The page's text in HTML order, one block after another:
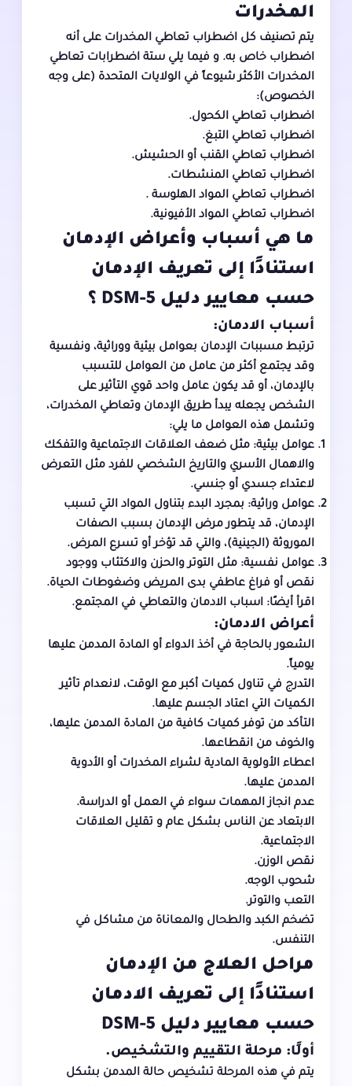
المخدرات
يتم تصنيف كل اضطراب تعاطي المخدرات على أنه
اضطراب خاص به. و فيما يلي ستة اضطرابات تعاطي
المخدرات الأكثر شيوعاً في الولايات المتحدة (على وجه
الخصوص):
اضطراب تعاطي الكحول.
اضطراب تعاطي التبغ.
اضطراب تعاطي القنب أو الحشيش.
اضطراب تعاطي المنشطات.
اضطراب تعاطي المواد الهلوسة .
اضطراب تعاطي المواد الأفيونية.
ما هي أسباب وأعراض الإدمان
استنادًا إلى تعريف الإدمان
حسب معايير دليل DSM-5 ؟
أسباب الادمان:
ترتبط مسببات الإدمان بعوامل بيئية ووراثية، ونفسية
وقد يجتمع أكثر من عامل من العوامل للتسبب
بالإدمان، أو قد يكون عامل واحد قوي التأثير على
الشخص يجعله يبدأ طريق الإدمان وتعاطي المخدرات،
وتشمل هذه العوامل ما يلي:
عوامل بيئية: مثل ضعف العلاقات الاجتماعية والتفكك
والاهمال الأسري والتاريخ الشخصي للفرد مثل التعرض
لاعتداء جسدي أو جنسي.
عوامل وراثية: بمجرد البدء بتناول المواد التي تسبب
الإدمان، قد يتطور مرض الإدمان بسبب الصفات
الموروثة (الجينية)، والتي قد تؤخر أو تسرع المرض.
عوامل نفسية: مثل التوتر والحزن والاكتئاب ووجود
نقص أو فراغ عاطفي بدى المريض وضغوطات الحياة.
اقرأ أيضًا: اسباب الادمان والتعاطي في المجتمع.
أعراض الادمان:
الشعور بالحاجة في أخذ الدواء أو المادة المدمن عليها
يومياً.
التدرج في تناول كميات أكبر مع الوقت، لانعدام تأثير
الكميات التي اعتاد الجسم عليها.
التأكد من توفر كميات كافية من المادة المدمن عليها،
والخوف من انقطاعها.
اعطاء الأولوية المادية لشراء المخدرات أو الأدوية
المدمن عليها.
عدم انجاز المهمات سواء في العمل أو الدراسة.
الابتعاد عن الناس بشكل عام و تقليل العلاقات
الاجتماعية.
نقص الوزن.
شحوب الوجه.
التعب والتوتر.
تضخم الكبد والطحال والمعاناة من مشاكل في
التنفس.
مراحل العلاج من الإدمان
استنادًا إلى تعريف الادمان
حسب معايير دليل DSM-5
أولًا: مرحلة التقييم والتشخيص.
يتم في هذه المرحلة تشخيص حالة المدمن بشكل